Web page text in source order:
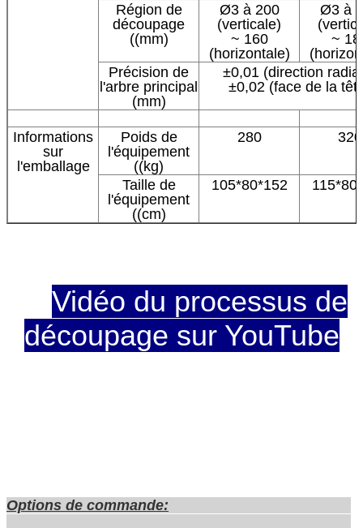
Région de
découpage
((mm)
Ø3 à 200
(verticale)
~ 160
(horizontale)
Ø3 à
~
Précision de
l'arbre principal
(mm)
±0,01 (direction
±0,02 (face de la
Informations
sur
l'emballage
Poids de
l'équipement
((kg)
280 320
Taille de
l'équipement
((cm)
105*80*152
Vidéo du processus de
découpage sur YouTube
Options de commande: